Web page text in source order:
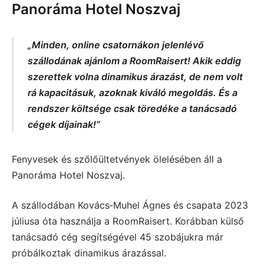
Panoráma Hotel Noszvaj
„Minden, online csatornákon jelenlévő
szállodának ajánlom a RoomRaisert! Akik eddig
szerettek volna dinamikus árazást, de nem volt
rá kapacitásuk, azoknak kiváló megoldás. És a
rendszer költsége csak töredéke a tanácsadó
cégek díjainak!”
Fenyvesek és szőlőültetvények ölelésében áll a
Panoráma Hotel Noszvaj.
A szállodában Kovács‑Muhel Ágnes és csapata 2023
júliusa óta használja a RoomRaisert. Korábban külső
tanácsadó cég segítségével 45 szobájukra már
próbálkoztak dinamikus árazással.